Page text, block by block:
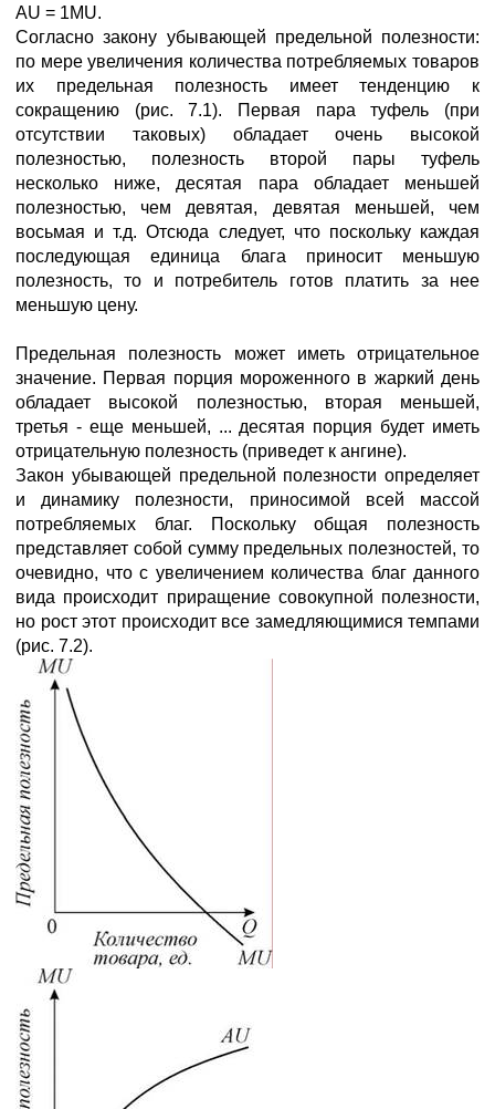
AU = 1MU.
Согласно закону убывающей предельной полезности:
по мере увеличения количества потребляемых товаров
их предельная полезность имеет тенденцию к
сокращению (рис. 7.1). Первая пара туфель (при
отсутствии таковых) обладает очень высокой
полезностью, полезность второй пары туфель
несколько ниже, десятая пара обладает меньшей
полезностью, чем девятая, девятая меньшей, чем
восьмая и т.д. Отсюда следует, что поскольку каждая
последующая единица блага приносит меньшую
полезность, то и потребитель готов платить за нее
меньшую цену.
Предельная полезность может иметь отрицательное
значение. Первая порция мороженного в жаркий день
обладает высокой полезностью, вторая меньшей,
третья - еще меньшей, ... десятая порция будет иметь
отрицательную полезность (приведет к ангине).
Закон убывающей предельной полезности определяет
и динамику полезности, приносимой всей массой
потребляемых благ. Поскольку общая полезность
представляет собой сумму предельных полезностей, то
очевидно, что с увеличением количества благ данного
вида происходит приращение совокупной полезности,
но рост этот происходит все замедляющимися темпами
(рис. 7.2).